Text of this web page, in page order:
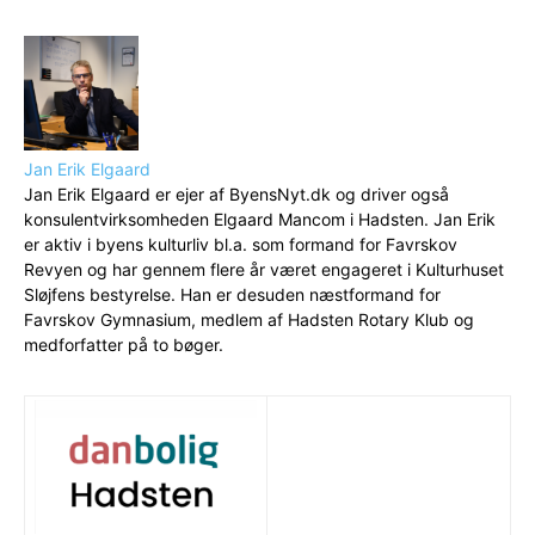
Jan Erik Elgaard
Jan Erik Elgaard er ejer af ByensNyt.dk og driver også
konsulentvirksomheden Elgaard Mancom i Hadsten. Jan Erik
er aktiv i byens kulturliv bl.a. som formand for Favrskov
Revyen og har gennem flere år været engageret i Kulturhuset
Sløjfens bestyrelse. Han er desuden næstformand for
Favrskov Gymnasium, medlem af Hadsten Rotary Klub og
medforfatter på to bøger.